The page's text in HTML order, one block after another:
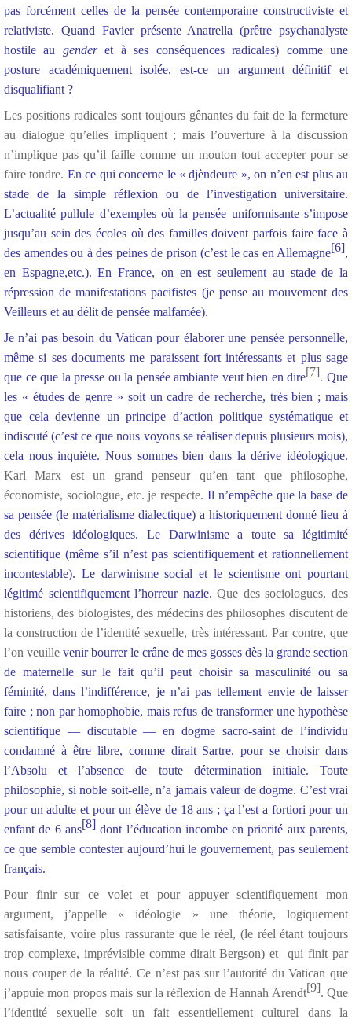
pas forcément celles de la pensée contemporaine constructiviste et
relativiste. Quand Favier présente Anatrella (prêtre psychanalyste
hostile au genderet à ses conséquences radicales) comme une
posture académiquement isolée, est-ce un argument définitif et
disqualifiant ?
Les positions radicales sont toujours gênantes du fait de la fermeture
au dialogue qu’elles impliquent ; mais l’ouverture à la discussion
n’implique pas qu’il faille comme un mouton tout accepter pour se
faire tondre. En ce qui concerne le « djèndeure », on n’en est plus au
stade de la simple réflexion ou de l’investigation universitaire.
L’actualité pullule d’exemples où la pensée uniformisante s’impose
jusqu’au sein des écoles où des familles doivent parfois faire face à
des amendes ou à des peines de prison (c’est le cas en Allemagne[6],
en Espagne,etc.). En France, on en est seulement au stade de la
répression de manifestations pacifistes (je pense au mouvement des
Veilleurs et au délit de pensée malfamée).
Je n’ai pas besoin du Vatican pour élaborer une pensée personnelle,
même si ses documents me paraissent fort intéressants et plus sage
que ce que la presse ou la pensée ambiante veut bien en dire[7].Que
les « études de genre » soit un cadre de recherche, très bien ; mais
que cela devienne un principe d’action politique systématique et
indiscuté (c’est ce que nous voyons se réaliser depuis plusieurs mois),
cela nous inquiète. Nous sommes bien dans la dérive idéologique.
Karl Marx est un grand penseur qu’en tant que philosophe,
économiste, sociologue, etc. je respecte. Il n’empêche que la base de
sa pensée (le matérialisme dialectique) a historiquement donné lieu à
des dérives idéologiques. Le Darwinisme a toute sa légitimité
scientifique (même s’il n’est pas scientifiquement et rationnellement
incontestable). Le darwinisme social et le scientisme ont pourtant
légitimé scientifiquement l’horreur nazie. Que des sociologues, des
historiens, des biologistes, des médecins des philosophes discutent de
la construction de l’identité sexuelle, très intéressant. Par contre, que
l’on veuille venir bourrer le crâne de mes gosses dès la grande section
de maternelle sur le fait qu’il peut choisir sa masculinité ou sa
féminité, dans l’indifférence, je n’ai pas tellement envie de laisser
faire ; non par homophobie, mais refus de transformer une hypothèse
scientifique — discutable — en dogme sacro-saint de l’individu
condamné à être libre, comme dirait Sartre, pour se choisir dans
l’Absolu et l’absence de toute détermination initiale. Toute
philosophie, si noble soit-elle, n’a jamais valeur de dogme. C’est vrai
pour un adulte et pour un élève de 18 ans ; ça l’est a fortiori pour un
enfant de 6 ans[8]dont l’éducation incombe en priorité aux parents,
ce que semble contester aujourd’hui le gouvernement, pas seulement
français.
Pour finir sur ce volet et pour appuyer scientifiquement mon
argument, j’appelle « idéologie » une théorie, logiquement
satisfaisante, voire plus rassurante que le réel, (le réel étant toujours
trop complexe, imprévisible comme dirait Bergson) et qui finit par
nous couper de la réalité. Ce n’est pas sur l’autorité du Vatican que
j’appuie mon propos mais sur la réflexion de Hannah Arendt[9]. Que
l’identité sexuelle soit un fait essentiellement culturel dans la